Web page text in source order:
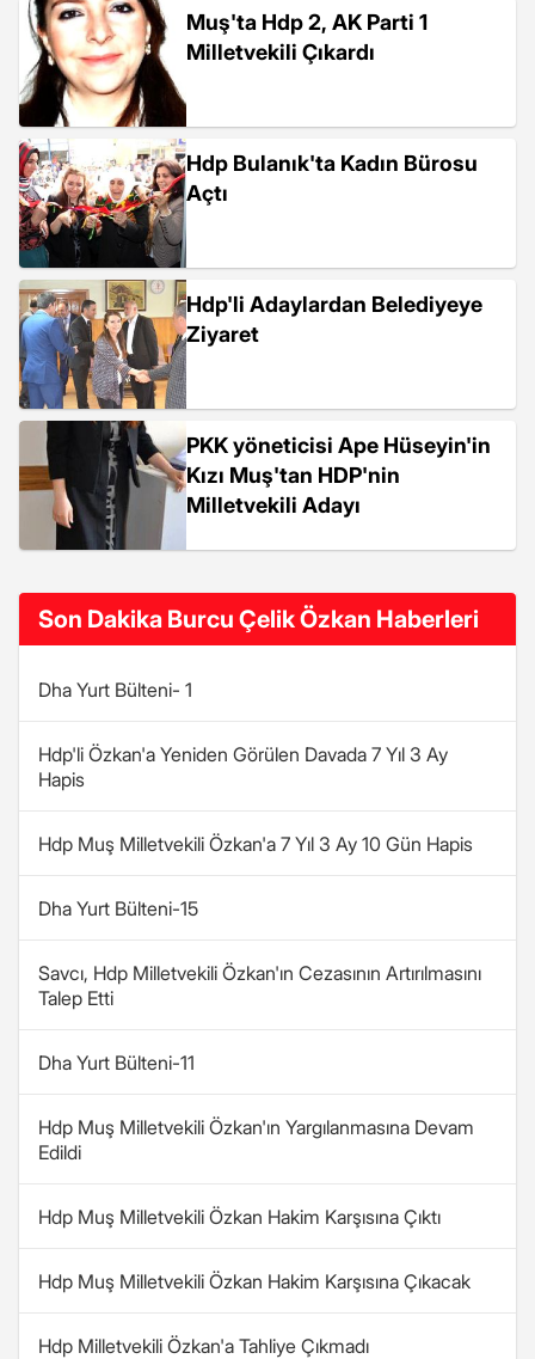
Muş'ta Hdp 2, AK Parti 1
Milletvekili Çıkardı
Hdp Bulanık'ta Kadın Bürosu
Açtı
Hdp'li Adaylardan Belediyeye
Ziyaret
PKK yöneticisi Ape Hüseyin'in
Kızı Muş'tan HDP'nin
Milletvekili Adayı
Son Dakika Burcu Çelik Özkan Haberleri
Dha Yurt Bülteni- 1
Hdp'li Özkan'a Yeniden Görülen Davada 7 Yıl 3 Ay
Hapis
Hdp Muş Milletvekili Özkan'a 7 Yıl 3 Ay 10 Gün Hapis
Dha Yurt Bülteni-15
Savcı, Hdp Milletvekili Özkan'ın Cezasının Artırılmasını
Talep Etti
Dha Yurt Bülteni-11
Hdp Muş Milletvekili Özkan'ın Yargılanmasına Devam
Edildi
Hdp Muş Milletvekili Özkan Hakim Karşısına Çıktı
Hdp Muş Milletvekili Özkan Hakim Karşısına Çıkacak
Hdp Milletvekili Özkan'a Tahliye Çıkmadı